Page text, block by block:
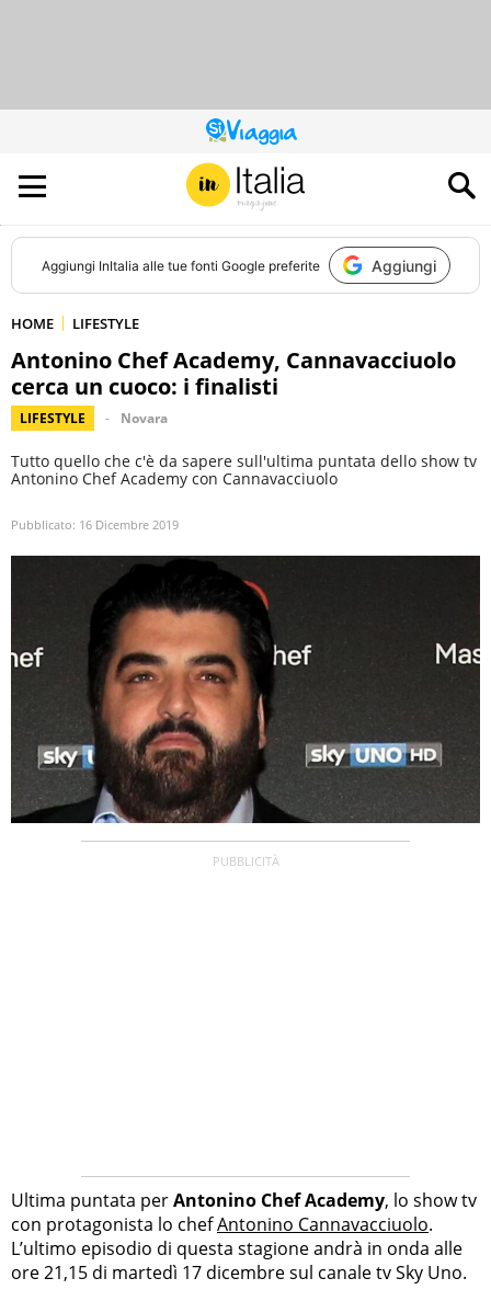
QUESTO
SITO
CONTRIBUISCE
ALL’AUDIENCE
DI
Aggiungi InItalia alle tue fonti Google preferite Aggiungi
HOME LIFESTYLE
Antonino Chef Academy, Cannavacciuolo
cerca un cuoco: i finalisti
LIFESTYLE Novara
Tutto quello che c'è da sapere sull'ultima puntata dello show tv
Antonino Chef Academy con Cannavacciuolo
Pubblicato: 16 Dicembre 2019
Ultima puntata perAntonino Chef Academy, lo show tv
con protagonista lo chefAntonino Cannavacciuolo.
L’ultimo episodio di questa stagione andrà in onda alle
ore 21,15 di martedì 17 dicembre sul canale tv Sky Uno.